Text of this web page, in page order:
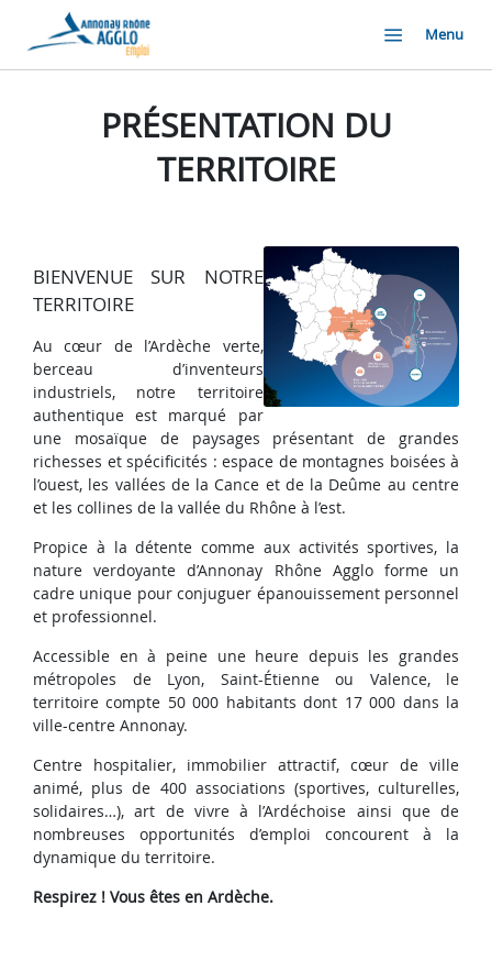
Menu
PRÉSENTATION DU
TERRITOIRE
BIENVENUE SUR NOTRE
TERRITOIRE
Au cœur de l’Ardèche verte,
berceau d’inventeurs
industriels, notre territoire
authentique est marqué par
une mosaïque de paysages présentant de grandes
richesses et spécificités : espace de montagnes boisées à
l’ouest, les vallées de la Cance et de la Deûme au centre
et les collines de la vallée du Rhône à l’est.
Propice à la détente comme aux activités sportives, la
nature verdoyante d’Annonay Rhône Agglo forme un
cadre unique pour conjuguer épanouissement personnel
et professionnel.
Accessible en à peine une heure depuis les grandes
métropoles de Lyon, Saint-Étienne ou Valence, le
territoire compte 50 000 habitants dont 17 000 dans la
ville-centre Annonay.
Centre hospitalier, immobilier attractif, cœur de ville
animé, plus de 400 associations (sportives, culturelles,
solidaires…), art de vivre à l’Ardéchoise ainsi que de
nombreuses opportunités d’emploi concourent à la
dynamique du territoire.
Respirez ! Vous êtes en Ardèche.